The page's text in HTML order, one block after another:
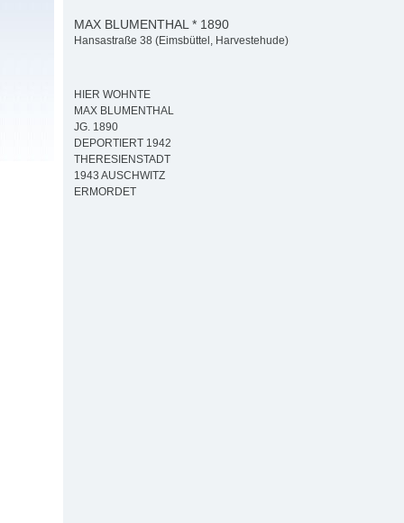
MAX BLUMENTHAL * 1890
Hansastraße 38 (Eimsbüttel, Harvestehude)
HIER WOHNTE
MAX BLUMENTHAL
JG. 1890
DEPORTIERT 1942
THERESIENSTADT
1943 AUSCHWITZ
ERMORDET